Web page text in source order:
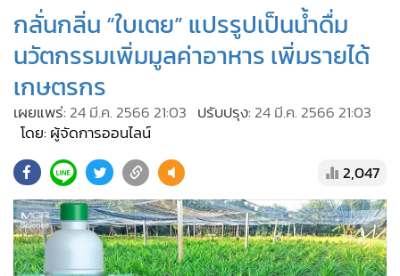
ผู้จัดการรายวัน
• คอลัมนิสต์
• ละคร
• CbizReview
• Cyber BIZ
• Good health & Well-being
• Green Innovation & SD
• Management & HR
• MGR Live
กลั่นกลิ่น “ใบเตย” แปรรูปเป็นน้ำดื่ม
นวัตกรรมเพิ่มมูลค่าอาหาร เพิ่มรายได้
เกษตรกร
เผยแพร่: 24 มี.ค. 2566 21:03 ปรับปรุง: 24 มี.ค. 2566 21:03
โดย: ผู้จัดการออนไลน์
2,047